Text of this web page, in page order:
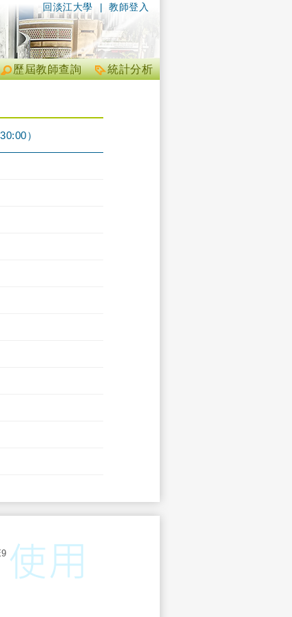
| 教師登入
回淡江大學
統計分析
歷屆教師查詢
）